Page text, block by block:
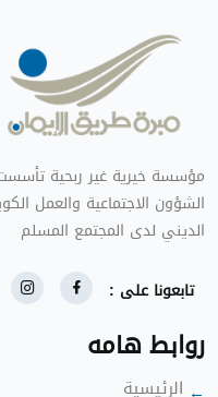
الشؤون الاجتماعية والعمل
الديني لدى المجتمع المس
تابعونا على :
روابط هامه
الرئيسية